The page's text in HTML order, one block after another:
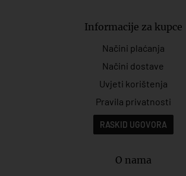
Informacije za kupce
Načini plaćanja
Načini dostave
Uvjeti korištenja
Pravila privatnosti
RASKID UGOVORA
O nama